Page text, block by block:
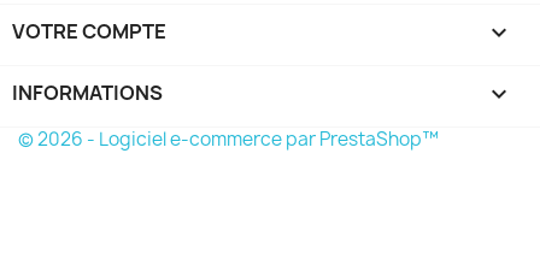
VOTRE COMPTE 
INFORMATIONS keyboard_arrow_down
© 2026 - Logiciel e-commerce par PrestaShop™